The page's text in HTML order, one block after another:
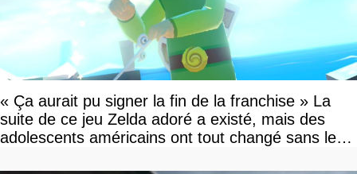
« Ça aurait pu signer la fin de la franchise » La
suite de ce jeu Zelda adoré a existé, mais des
adolescents américains ont tout changé sans le